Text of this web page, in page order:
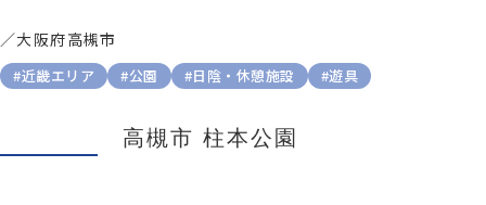
／大阪府高槻市
#近畿エリア #公園 #日陰・休憩施設 #遊具
高槻市 柱本公園